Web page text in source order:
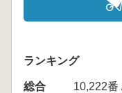
ランキング
総合
10,222番